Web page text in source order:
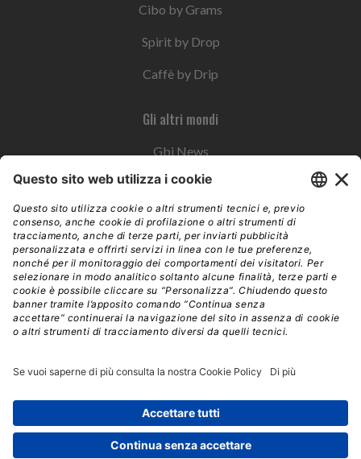
Cibo by Grams
Spirit by Drop
Caffè by Drip
Gli altri mondi
Gbi News
Instoremag
Esplora il gruppo
Edra Edizioni
Edizioni LSWR
LSWR Group
Mixer è un prodotto del network Edra Edizioni. Direzione, amministrazione,
redazione, pubblicità | © Copyright 2026 – Tutti i diritti riservati | Partita IVA e C.F.
14392510963